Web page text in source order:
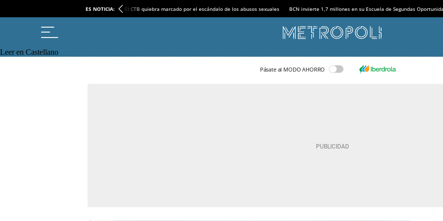
ES NOTICIA: El CTB quiebra marcado por el escándalo de los abusos sexuales BCN invierte 1,7 millones en su Escuela de Segundas
Leer en Castellano
Pásate al MODO AHORRO